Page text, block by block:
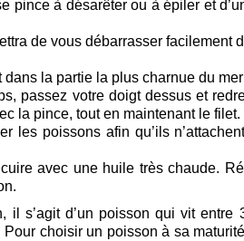
pince à désarêter ou à épiler et
de vous débarrasser facilement
dans la partie la plus charnue du
passez votre doigt dessus et
la pince, tout en maintenant le filet.
les poissons afin qu’ils
avec une huile très chaude.
il s’agit d’un poisson qui vit entre
Pour choisir un poisson à sa